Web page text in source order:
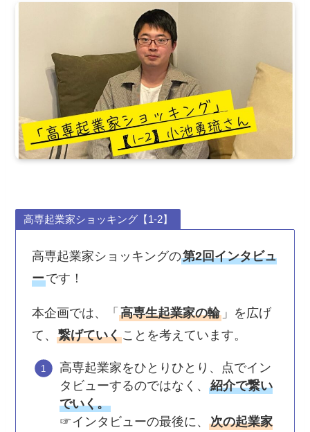
高専起業家ショッキング【1-2】
高専起業家ショッキングの第2回インタビュ
ーです！
本企画では、「 高専生起業家の輪」を広げ
て、 繋げていくことを考えています。
高専起業家をひとりひとり、点でイン
タビューするのではなく、紹介で繋い
でいく。
☞インタビューの最後に、次の起業家